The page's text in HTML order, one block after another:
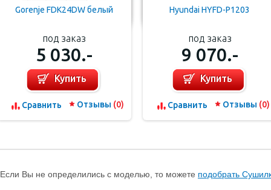
Gorenje FDK24DW белый
под заказ
5 030.-
Купить
Cравнить Отзывы (0)
Hyundai HYFD-P1203
под заказ
9 070.-
Купить
Cравнить Отзывы (0)
Если Вы не определились с моделью, то можете подобрать